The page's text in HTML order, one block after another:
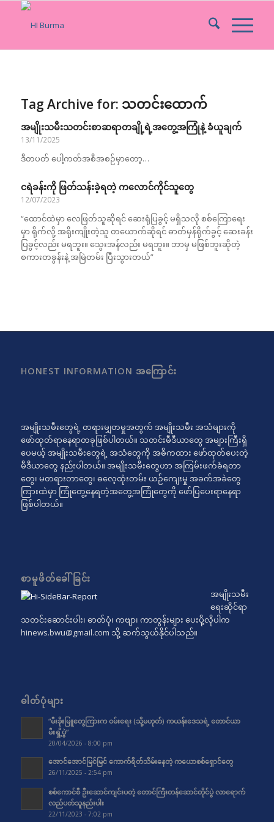
Tag Archive for: သတင်းထောက်
အမျိုးသမီးသတင်းစာဆရာတချို့ရဲ့အတွေ့အကြုံနဲ့ ခံယူချက်
13/11/2025
ဒီတပတ် ပေါ့ကတ်အစီအစဉ်မှာတော့…
ငရဲခန်းကို ဖြတ်သန်းခဲ့ရတဲ့ ကလောင်ကိုင်သူတွေ
12/07/2023
“ထောင်ထဲမှာ လေဖြတ်သူဆိုရင် ဆေးရုံပြခွင့် မရှိသလို စစ်ကြောရေး
မှာ ရိုက်လို့ အရိုးကျိုးတဲ့သူ တယောက်ဆိုရင် ဓာတ်မှန်ရိုက်ခွင့် ဆေးခန်း
ပြခွင့်လည်း မရဘူး။ သွေးအန်လည်း မရဘူး။ ဘာမှ မဖြစ်ဘူးဆိုတဲ့
စကားတခွန်းနဲ့ အမြဲတမ်း ပြီးသွားတယ်”
HONEST INFORMATION အကြောင်း
အမျိုးသမီးတွေရဲ့ တရားမျှတမှုအတွက် အမျိုးသမီး အသံများကို
ဖော်ထုတ်ရာနေရာတခုဖြစ်ပါတယ်။ သတင်းမီဒီယာတွေ အများကြီးရှိ
ပေမယ့် အမျိုးသမီးတွေရဲ့ အသံတွေကို အဓိကထား ဖော်ထုတ်ပေးတဲ့
မီဒီယာတွေ နည်းပါတယ်။ အမျိုးသမီးတွေဟာ အကြမ်းဖက်ခံရတာ
တွေ၊ မတရားတာတွေ၊ ဓလေ့ထုံးတမ်း ယဉ်ကျေးမှု အခက်အခဲတွေ
ကြားထဲမှာ ကြုံတွေ့နေရတဲ့အတွေ့အကြုံတွေကို ဖော်ပြပေးရာနေရာ
ဖြစ်ပါတယ်။
စာမူဖိတ်ခေါ်ခြင်း
အမျိုးသမီး
ရေးဆိုင်ရာ
သတင်းဆောင်းပါး၊ ဓာတ်ပုံ၊ ကဗျာ၊ ကာတွန်းများ ပေးပို့လိုပါက
hinews.bwu@gmail.com သို့ ဆက်သွယ်နိုင်ပါသည်။
ဓါတ်ပုံများ
“မီးခိုးမြူတွေကြားက ဝမ်းရေး (သို့မဟုတ်) ကယန်းဒေသရဲ့ တောင်ယာ
မီးရှို့ပွဲ”
20/04/2026 - 8:00 pm
အောင်အောင်မြင်မြင် ကောက်ရိတ်သိမ်းနေတဲ့ ကယောစစ်ရှောင်တွေ
26/11/2025 - 2:54 pm
စစ်ကောင်စီ ဦးဆောင်ကျင်းပတဲ့ တောင်ကြီးတန်ဆောင်တိုင်ပွဲ လာရောက်
လည်ပတ်သူနည်းပါး
22/11/2023 - 7:02 pm